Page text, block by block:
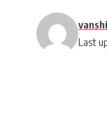
Last